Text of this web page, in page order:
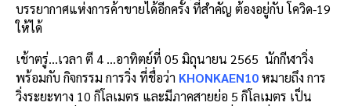
บรรยากาศแห่งการค้าขายได้อีกครั้ง ที่สำคัญ ต้องอยู่กับ โควิด-19
ให้ได้
เช้าตรู่…เวลา ตี 4 …อาทิตย์ที่ 05 มิถุนายน 2565 นักกีฬาวิ่ง
พร้อมกับ กิจกรรม การวิ่ง ที่ชื่อว่า KHONKAEN10หมายถึง การ
วิ่งระยะทาง 10 กิโลเมตร และมีภาคสายย่อ 5 กิโลเมตร เป็น